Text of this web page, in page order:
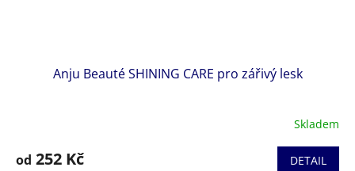
Anju Beauté SHINING CARE pro zářivý lesk
Skladem
od 252 Kč DETAIL